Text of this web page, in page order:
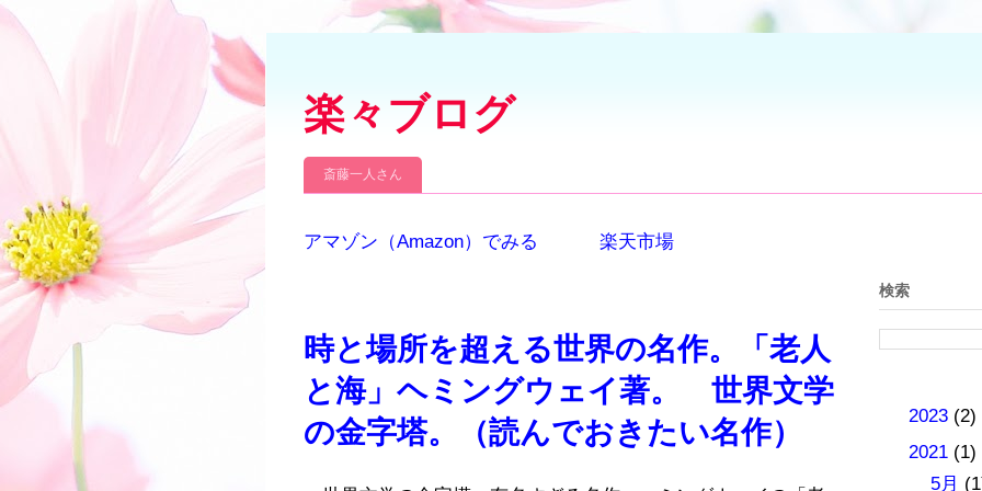
楽々ブログ
斎藤一人さん
アマゾン（Amazon）でみる 楽天市場
時と場所を超える世界の名作。「老人
と海」ヘミングウェイ著。 世界文学
の金字塔。（読んでおきたい名作）
検索
2023 (2)
2021 (1)
5月